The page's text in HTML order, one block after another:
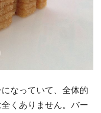
なっていて、全体的
くありません。バー